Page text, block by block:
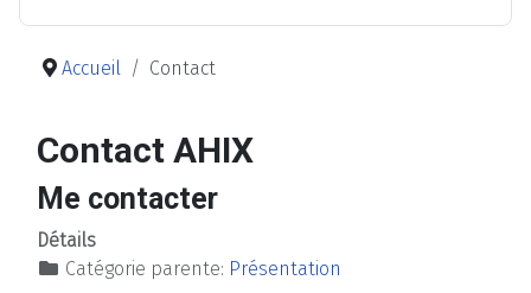
Accueil Contact
Contact AHIX
Me contacter
Détails
Catégorie parente: Présentation